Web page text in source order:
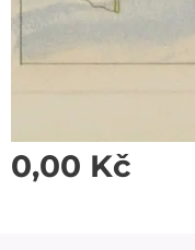
0,00 Kč